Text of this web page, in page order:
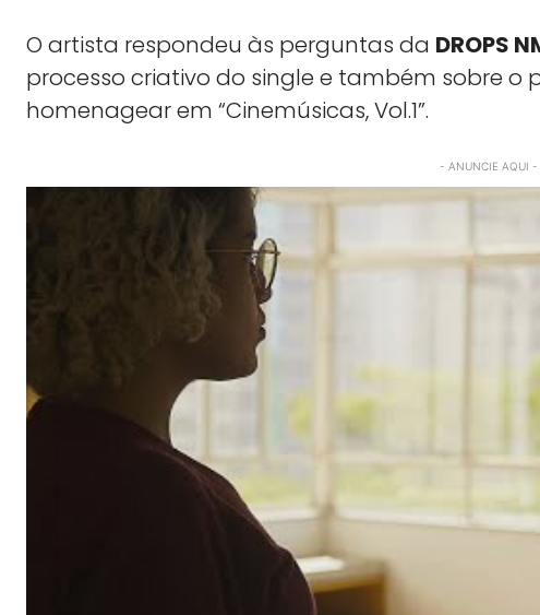
O artista respondeu às perguntas da DROPS
processo criativo do single e também sobre o
homenagear em “Cinemúsicas, Vol.1”.
- ANUNCIE AQUI -